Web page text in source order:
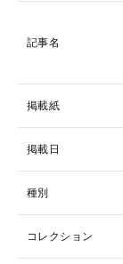
記事名
掲載紙
掲載日
種別
コレクション